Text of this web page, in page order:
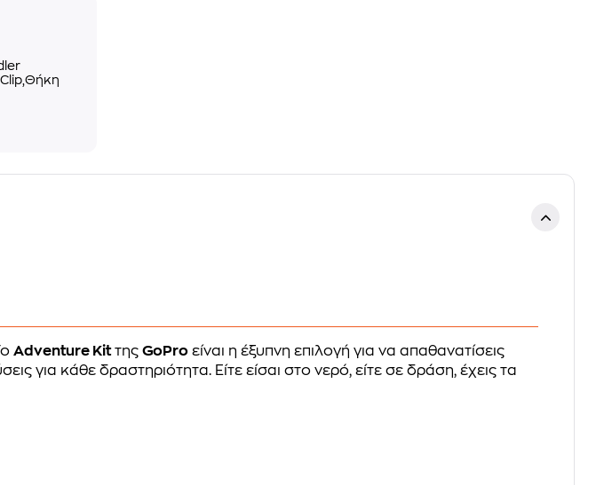
Adventure Kitτης GoPro είναι η έξυπνη επιλογή για να απαθανατίσεις
για κάθε δραστηριότητα. Είτε είσαι στο νερό, είτε σε δράση, έχεις τα